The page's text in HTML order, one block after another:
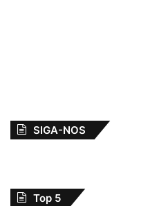
SIGA-NOS
Top 5